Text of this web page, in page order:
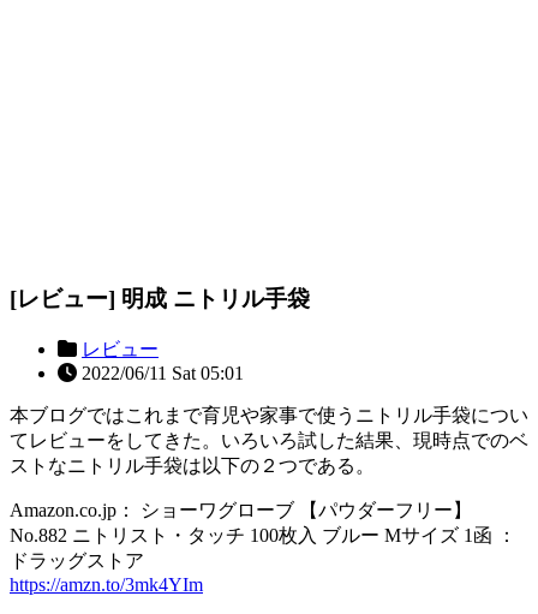
[レビュー] 明成 ニトリル手袋
レビュー
2022/06/11 Sat 05:01
本ブログではこれまで育児や家事で使うニトリル手袋につい
てレビューをしてきた。いろいろ試した結果、現時点でのベ
ストなニトリル手袋は以下の２つである。
Amazon.co.jp： ショーワグローブ 【パウダーフリー】
No.882 ニトリスト・タッチ 100枚入 ブルー Mサイズ 1函 ：
ドラッグストア
https://amzn.to/3mk4YIm